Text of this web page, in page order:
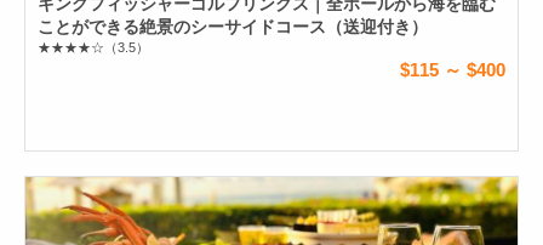
ことができる絶景のシーサイドコース（送迎付き）
★★★★☆ （3.5）
$115 ～ $400